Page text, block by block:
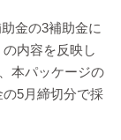
金の3補助金に
内容を反映し
本パッケージの
5月締切分で採